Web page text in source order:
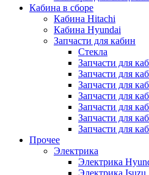
Кабина в сборе
Кабина Hitachi
Кабина Hyundai
Запчасти для кабин
Стекла
Запчасти для
Запчасти для
Запчасти для
Запчасти для
Запчасти для
Запчасти для
Запчасти для
Прочее
Электрика
Электрика
Электрика Isuzu